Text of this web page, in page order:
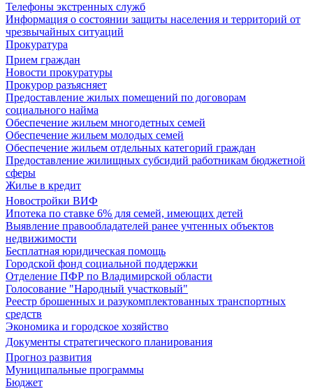
Телефоны экстренных служб
Информация о состоянии защиты населения и территорий от
чрезвычайных ситуаций
Прокуратура
Прием граждан
Новости прокуратуры
Прокурор разъясняет
Предоставление жилых помещений по договорам
социального найма
Обеспечение жильем многодетных семей
Обеспечение жильем молодых семей
Обеспечение жильем отдельных категорий граждан
Предоставление жилищных субсидий работникам бюджетной
сферы
Жилье в кредит
Новостройки ВИФ
Ипотека по ставке 6% для семей, имеющих детей
Выявление правообладателей ранее учтенных объектов
недвижимости
Бесплатная юридическая помощь
Городской фонд социальной поддержки
Отделение ПФР по Владимирской области
Голосование "Народный участковый"
Реестр брошенных и разукомплектованных транспортных
средств
Экономика и городское хозяйство
Документы стратегического планирования
Прогноз развития
Муниципальные программы
Бюджет